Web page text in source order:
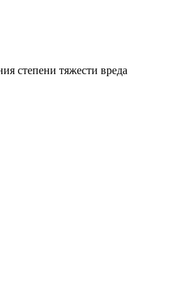
степени тяжести вреда